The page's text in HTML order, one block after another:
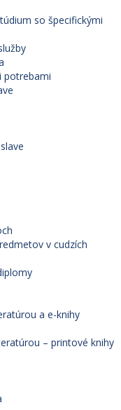
so špecifickými
potrebami
v cudzích
a e-knihy
– printové knihy